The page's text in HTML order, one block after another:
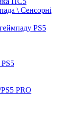
\ Сенсорні
PS5
PRO